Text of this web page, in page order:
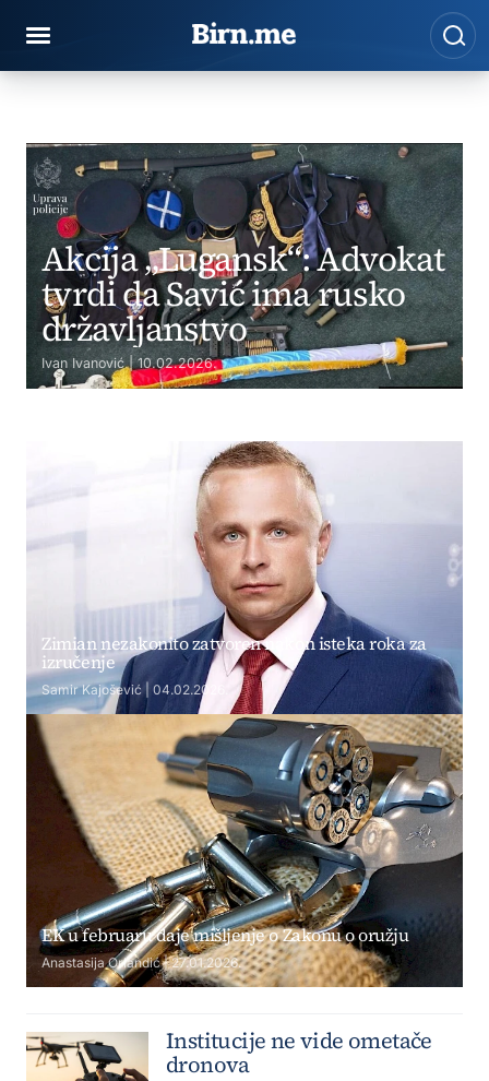
BIRN
Vladavina prava
Akcija „Lugansk“: Advokat
tvrdi da Savić ima rusko
državljanstvo
Ivan Ivanović | 10.02.2026.
Zimian nezakonito zatvoren nakon isteka roka za
izručenje
Samir Kajošević | 04.02.2026.
EK u februaru daje mišljenje o Zakonu o oružju
Anastasija Orlandić | 27.01.2026.
Institucije ne vide ometače
dronova